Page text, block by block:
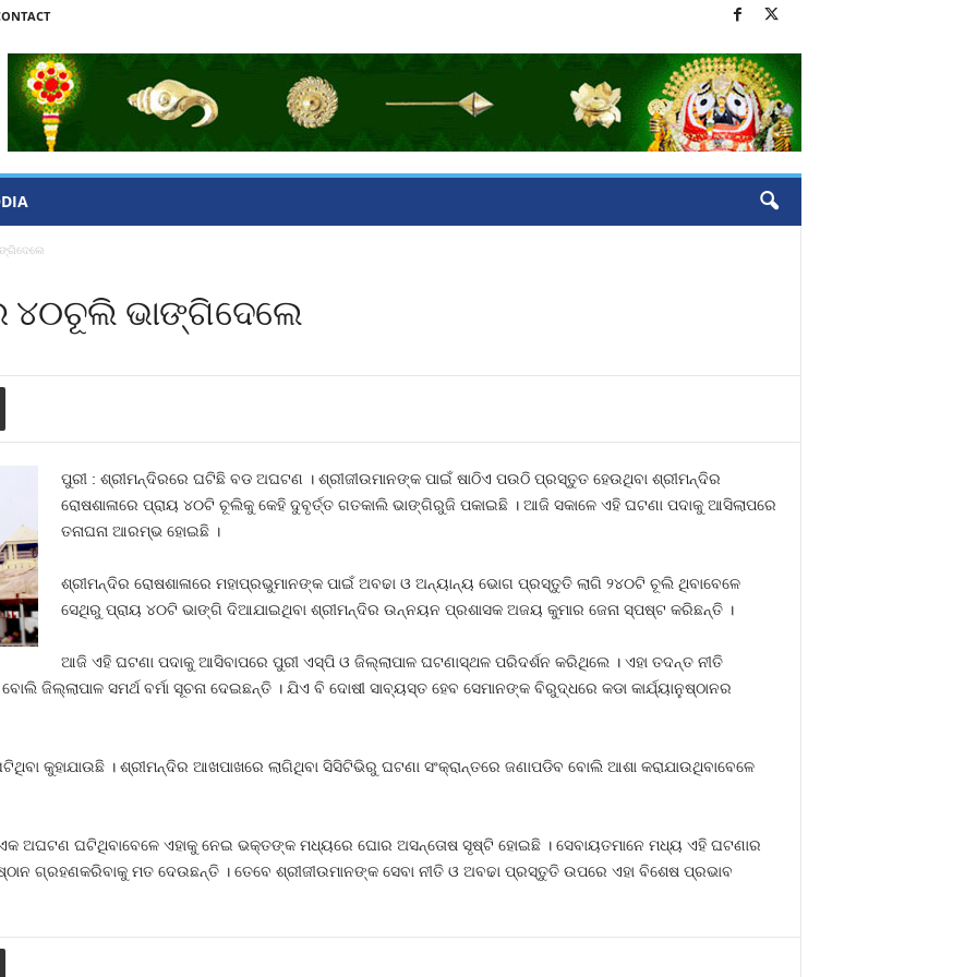
୪୦ଚୂଲି ଭାଙ୍ଗିଦେଲେ
ପୁରୀ : ଶ୍ରୀମନ୍ଦିରରେ ଘଟିଛି ବଡ ଅଘଟଣ । ଶ୍ରୀଜୀଉମାନଙ୍କ ପାଇଁ ଷାଠିଏ ପଉଠି ପ୍ରସ୍ତୁତ ହେଉଥିବା ଶ୍ରୀମନ୍ଦିର
ରୋଷଶାଳାରେ ପ୍ରାୟ ୪୦ଟି ଚୂଲିକୁ କେହି ଦୁବୃର୍ତ୍ତ ଗତକାଲି ଭାଙ୍ଗିରୁଜି ପକାଇଛି । ଆଜି ସକାଳେ ଏହି ଘଟଣା ପଦାକୁ ଆସିଲାପରେ
ତନାଘନା ଆରମ୍ଭ ହୋଇଛି ।
ଶ୍ରୀମନ୍ଦିର ରୋଷଶାଳାରେ ମହାପ୍ରଭୁମାନଙ୍କ ପାଇଁ ଅବଢା ଓ ଅନ୍ୟାନ୍ୟ ଭୋଗ ପ୍ରସ୍ତୁତି ଲାଗି ୨୪୦ଟି ଚୂଲି ଥିବାବେଳେ
ସେଥିରୁ ପ୍ରାୟ ୪୦ଟି ଭାଙ୍ଗି ଦିଆଯାଇଥିବା ଶ୍ରୀମନ୍ଦିର ଉନ୍ନୟନ ପ୍ରଶାସକ ଅଜୟ କୁମାର ଜେନା ସ୍ପଷ୍ଟ କରିଛନ୍ତି ।
ଆଜି ଏହି ଘଟଣା ପଦାକୁ ଆସିବାପରେ ପୁରୀ ଏସ୍‍ପି ଓ ଜିଲ୍ଲାପାଳ ଘଟଣାସ୍ଥଳ ପରିଦର୍ଶନ କରିଥିଲେ । ଏହା ତଦନ୍ତ ନୀତି
ଜିଲ୍ଲାପାଳ ସମର୍ଥ ବର୍ମା ସୂଚନା ଦେଇଛନ୍ତି । ଯିଏ ବି ଦୋଷୀ ସାବ୍ୟସ୍ତ ହେବ ସେମାନଙ୍କ ବିରୁଦ୍ଧରେ କଡା କାର୍ଯ୍ୟାନୁଷ୍ଠାନର
କୁହାଯାଉଛି । ଶ୍ରୀମନ୍ଦିର ଆଖପାଖରେ ଲାଗିଥିବା ସିସିଟିଭିରୁ ଘଟଣା ସଂକ୍ରାନ୍ତରେ ଜଣାପଡିବ ବୋଲି ଆଶା କରାଯାଉଥିବାବେଳେ
ଅଘଟଣ ଘଟିଥିବାବେଳେ ଏହାକୁ ନେଇ ଭକ୍ତଙ୍କ ମଧ୍ୟରେ ଘୋର ଅସନ୍ତୋଷ ସୃଷ୍ଟି ହୋଇଛି । ସେବାୟତମାନେ ମଧ୍ୟ ଏହି ଘଟଣାର
ଗ୍ରହଣକରିବାକୁ ମତ ଦେଉଛନ୍ତି । ତେବେ ଶ୍ରୀଜୀଉମାନଙ୍କ ସେବା ନୀତି ଓ ଅବଢା ପ୍ରସ୍ତୁତି ଉପରେ ଏହା ବିଶେଷ ପ୍ରଭାବ